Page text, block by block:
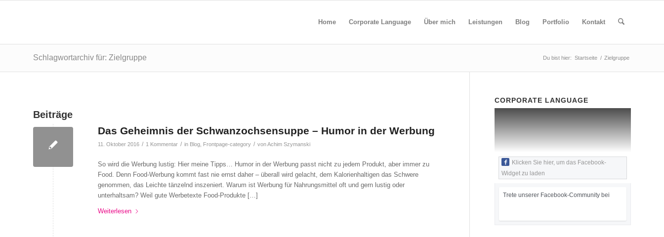
Home Corporate Language Über mich Leistungen Blog Portfolio Kontakt
Schlagwortarchiv für: Zielgruppe Du bist hier: Startseite / Zielgruppe
Beiträge
Das Geheimnis der Schwanzochsensuppe – Humor in der Werbung
11. Oktober 2016 / 1 Kommentar / in Blog Frontpage-category / vonAchim Szymanski
So wird die Werbung lustig: Hier meine Tipps… Humor in der Werbung passt nicht zu jedem Produkt, aber immer zu
Food. Denn Food-Werbung kommt fast nie ernst daher – überall wird gelacht, dem Kalorienhaltigen das Schwere
genommen, das Leichte tänzelnd inszeniert. Warum ist Werbung für Nahrungsmittel oft und gern lustig oder
unterhaltsam? Weil gute Werbetexte Food-Produkte […]
Weiterlesen
CORPORATE LANGUAGE
Klicken Sie hier, um das Facebook-
Widget zu laden
Trete unserer Facebook-Community bei